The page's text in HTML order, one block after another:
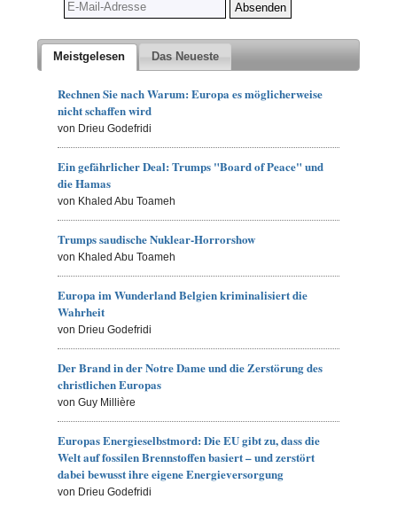
Meistgelesen Das Neueste
Rechnen Sie nach Warum: Europa es möglicherweise
nicht schaffen wird
von Drieu Godefridi
Ein gefährlicher Deal: Trumps "Board of Peace" und
die Hamas
von Khaled Abu Toameh
Trumps saudische Nuklear-Horrorshow
von Khaled Abu Toameh
Europa im Wunderland Belgien kriminalisiert die
Wahrheit
von Drieu Godefridi
Der Brand in der Notre Dame und die Zerstörung des
christlichen Europas
von Guy Millière
Europas Energieselbstmord: Die EU gibt zu, dass die
Welt auf fossilen Brennstoffen basiert – und zerstört
dabei bewusst ihre eigene Energieversorgung
von Drieu Godefridi